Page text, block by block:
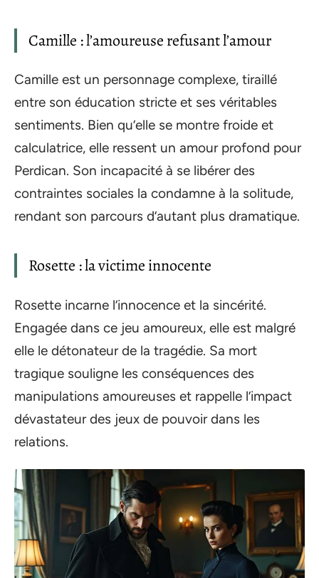
Camille : l’amoureuse refusant l’amour
Camille est un personnage complexe, tiraillé
entre son éducation stricte et ses véritables
sentiments. Bien qu’elle se montre froide et
calculatrice, elle ressent un amour profond pour
Perdican. Son incapacité à se libérer des
contraintes sociales la condamne à la solitude,
rendant son parcours d’autant plus dramatique.
Rosette : la victime innocente
Rosette incarne l’innocence et la sincérité.
Engagée dans ce jeu amoureux, elle est malgré
elle le détonateur de la tragédie. Sa mort
tragique souligne les conséquences des
manipulations amoureuses et rappelle l’impact
dévastateur des jeux de pouvoir dans les
relations.